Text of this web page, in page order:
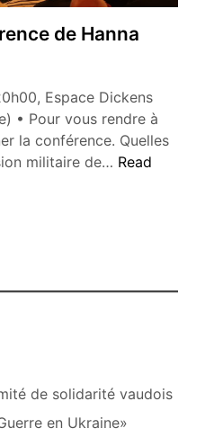
de Hanna
Espace Dickens
• Pour vous rendre à
la conférence. Quelles
militaire de… 12
Perekhoda
Read
de solidarité vaudois
en Ukraine»